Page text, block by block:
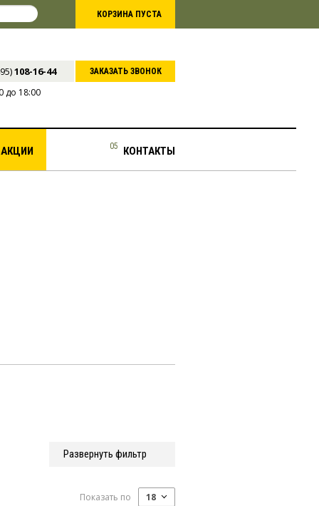
КОРЗИНА ПУСТА
108-16-44 ЗАКАЗАТЬ ЗВОНОК
до 18:00
АКЦИИ КОНТАКТЫ
Развернуть фильтр
Показать по 18